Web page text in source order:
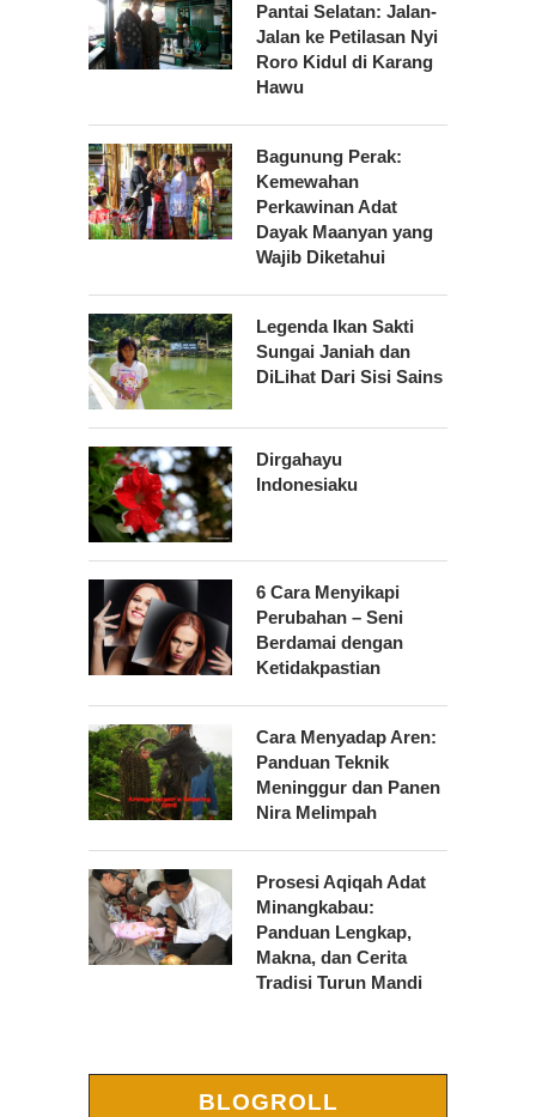
Pantai Selatan: Jalan-
Jalan ke Petilasan Nyi
Roro Kidul di Karang
Hawu
Bagunung Perak:
Kemewahan
Perkawinan Adat
Dayak Maanyan yang
Wajib Diketahui
Legenda Ikan Sakti
Sungai Janiah dan
DiLihat Dari Sisi Sains
Dirgahayu
Indonesiaku
6 Cara Menyikapi
Perubahan – Seni
Berdamai dengan
Ketidakpastian
Cara Menyadap Aren:
Panduan Teknik
Meninggur dan Panen
Nira Melimpah
Prosesi Aqiqah Adat
Minangkabau:
Panduan Lengkap,
Makna, dan Cerita
Tradisi Turun Mandi
BLOGROLL